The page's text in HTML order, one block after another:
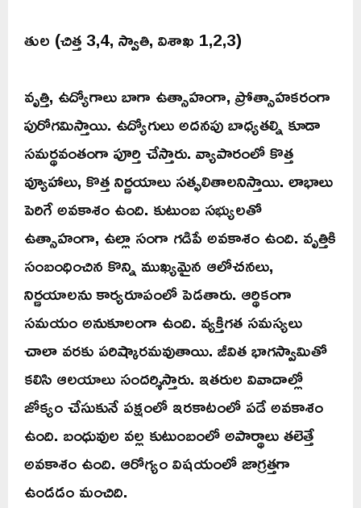
తుల (చిత్త 3,4, స్వాతి, విశాఖ 1,2,3)
వృత్తి, ఉద్యోగాలు బాగా ఉత్సాహంగా, ప్రోత్సాహకరంగా
పురోగమిస్తాయి. ఉద్యోగులు అదనపు బాధ్యతల్ని కూడా
సమర్థవంతంగా పూర్తి చేస్తారు. వ్యాపారంలో కొత్త
వ్యూహాలు, కొత్త నిర్ణయాలు సత్ఫలితాలనిస్తాయి. లాభాలు
పెరిగే అవకాశం ఉంది. కుటుంబ సభ్యులతో
ఉత్సాహంగా, ఉల్లా సంగా గడిపే అవకాశం ఉంది. వృత్తికి
సంబంధించిన కొన్ని ముఖ్యమైన ఆలోచనలు,
నిర్ణయాలను కార్యరూపంలో పెడతారు. ఆర్థికంగా
సమయం అనుకూలంగా ఉంది. వ్యక్తిగత సమస్యలు
చాలా వరకు పరిష్కారమవుతాయి. జీవిత భాగస్వామితో
కలిసి ఆలయాలు సందర్శిస్తారు. ఇతరుల వివాదాల్లో
జోక్యం చేసుకునే పక్షంలో ఇరకాటంలో పడే అవకాశం
ఉంది. బంధువుల వల్ల కుటుంబంలో అపార్థాలు తలెత్తే
అవకాశం ఉంది. ఆరోగ్యం విషయంలో జాగ్రత్తగా
ఉండడం మంచిది.